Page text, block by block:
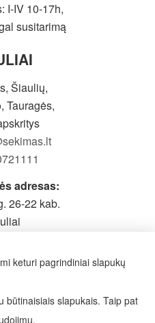
I-IV 10-17h,
susitarimą
Šiaulių,
Tauragės,
adresas:
26-22 kab.
I-V 9-19h,
MUS
keturi pagrindiniai slapukų
būtinaisiais slapukais. Taip pat